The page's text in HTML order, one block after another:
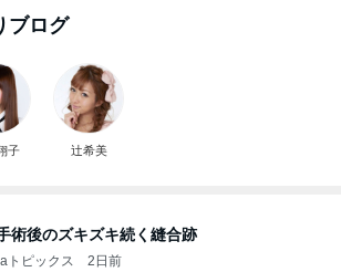
ブログ
子 辻希美
術後のズキズキ続く縫合跡
トピックス 2日前